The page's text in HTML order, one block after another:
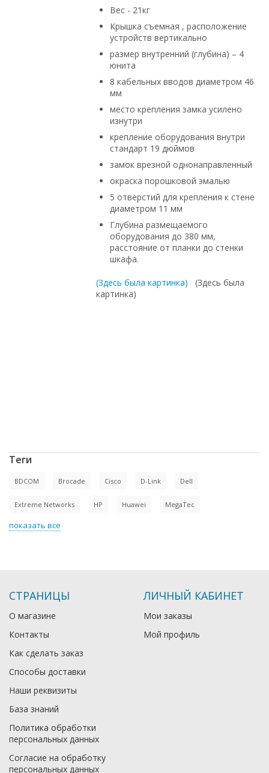
Вес - 21кг
Крышка съемная , расположение
устройств вертикально
размер внутренний (глубина) – 4
юнита
8 кабельных вводов диаметром 46
мм
место крепления замка усилено
изнутри
крепление оборудования внутри
стандарт 19 дюймов
замок врезной однонаправленный
окраска порошковой эмалью
5 отверстий для крепления к стене
диаметром 11 мм
Глубина размещаемого
оборудования до 380 мм,
расстояние от планки до стенки
шкафа.
(Здесь была картинка)
(Здесь была
картинка)
Теги
BDCOM Brocade Cisco D-Link Dell
Extreme Networks HP Huawei MegaTec
показать все
СТРАНИЦЫ
О магазине
Контакты
Как сделать заказ
Способы доставки
Наши реквизиты
База знаний
Политика обработки
персональных данных
Согласие на обработку
персональных данных
ЛИЧНЫЙ КАБИНЕТ
Мои заказы
Мой профиль